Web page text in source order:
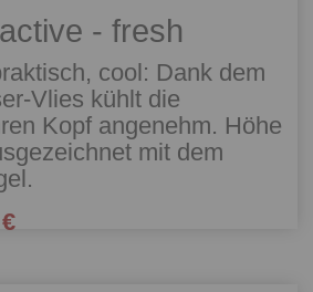
- fresh
cool: Dank dem
Vlies kühlt die
Kopf angenehm. Höhe
mit dem